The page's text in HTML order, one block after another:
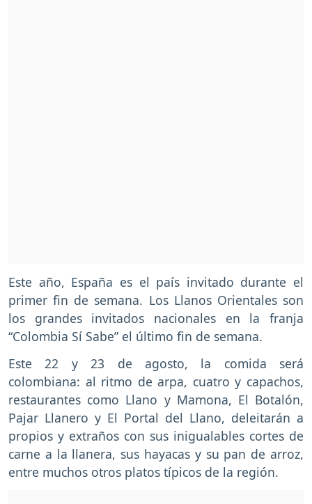
Este año, España es el país invitado durante el
primer fin de semana. Los Llanos Orientales son
los grandes invitados nacionales en la franja
“Colombia Sí Sabe” el último fin de semana.
Este 22 y 23 de agosto, la comida será
colombiana: al ritmo de arpa, cuatro y capachos,
restaurantes como Llano y Mamona, El Botalón,
Pajar Llanero y El Portal del Llano, deleitarán a
propios y extraños con sus inigualables cortes de
carne a la llanera, sus hayacas y su pan de arroz,
entre muchos otros platos típicos de la región.